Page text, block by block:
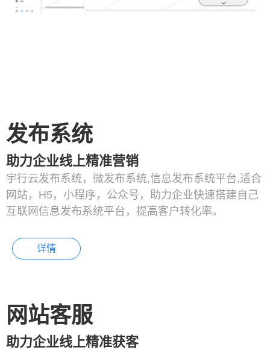
发布系统
助力企业线上精准营销
宇行云发布系统，微发布系统,信息发布系统平台,适合
网站，H5，小程序，公众号，助力企业快速搭建自己
互联网信息发布系统平台，提高客户转化率。
详情
网站客服
助力企业线上精准获客